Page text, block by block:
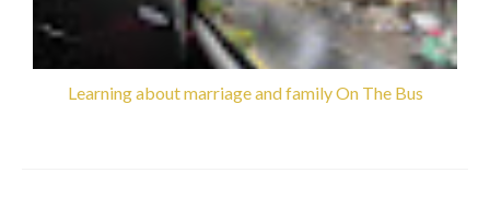
Learning about marriage and family On The Bus